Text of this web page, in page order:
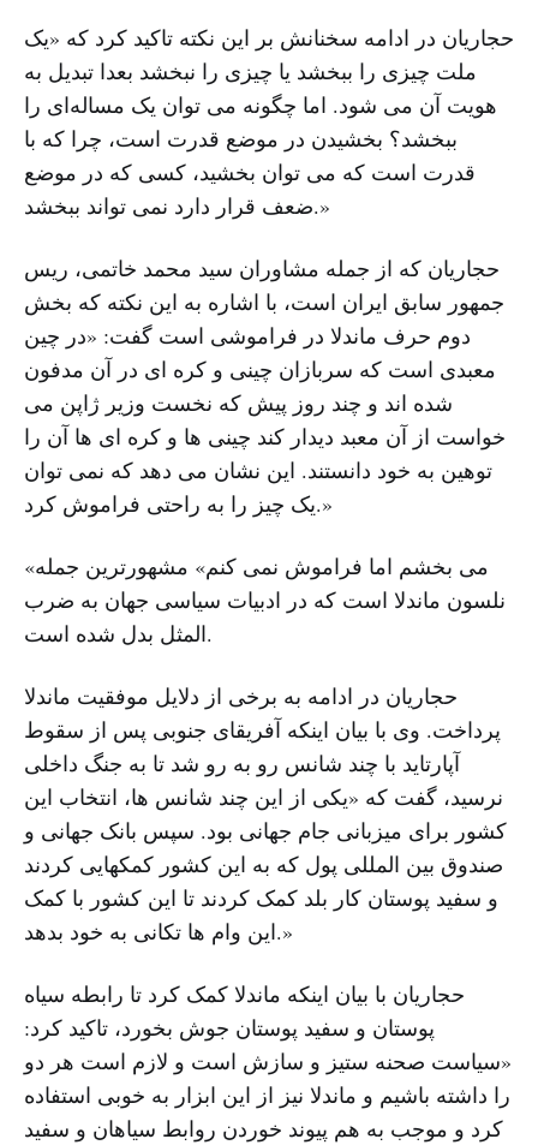
حجاریان در ادامه سخنانش بر این نکته تاکید کرد که «یک
ملت چیزی را ببخشد یا چیزی را نبخشد بعدا تبدیل به
هویت آن می شود. اما چگونه می توان یک مساله‌ای را
ببخشد؟ بخشیدن در موضع قدرت است، چرا که با
قدرت است که می توان بخشید، کسی که در موضع
ضعف قرار دارد نمی تواند ببخشد.»
حجاریان که از جمله مشاوران سید محمد خاتمی، ریس
جمهور سابق ایران است، با اشاره به این نکته که بخش
دوم حرف ماندلا در فراموشی است گفت: «در چین
معبدی است که سربازان چینی و کره ‌ای در آن مدفون
شده اند و چند روز پیش که نخست‌ وزیر ژاپن می‌
خواست از آن معبد دیدار کند چینی ‌ها و کره ‌ای ‌ها آن را
توهین به خود دانستند. این نشان می ‌دهد که نمی‌ توان
یک چیز را به راحتی فراموش کرد.»
«می‌ بخشم اما فراموش نمی‌ کنم» مشهورترین جمله
نلسون ماندلا است که در ادبیات سیاسی جهان به ضرب
المثل بدل شده است.
حجاریان در ادامه به برخی از دلایل موفقیت ماندلا
پرداخت. وی با بیان اینکه آفریقای جنوبی پس از سقوط
آپارتاید با چند شانس رو به رو شد تا به جنگ داخلی
نرسید، گفت که «یکی از این چند شانس‌ ها، انتخاب این
کشور برای میزبانی جام‌ جهانی بود. سپس بانک جهانی و
صندوق بین المللی پول که به این کشور کمکهایی کردند
و سفید پوستان کار بلد کمک کردند تا این کشور با کمک
این وام ها تکانی به خود بدهد.»
حجاریان با بیان اینکه ماندلا کمک کرد تا رابطه سیاه‌
پوستان و سفید پوستان جوش بخورد، تاکید کرد:
«سیاست صحنه ستیز و سازش است و لازم است هر دو
را داشته باشیم و ماندلا نیز از این ابزار به خوبی استفاده
کرد و موجب به هم پیوند خوردن روابط سیاهان و سفید